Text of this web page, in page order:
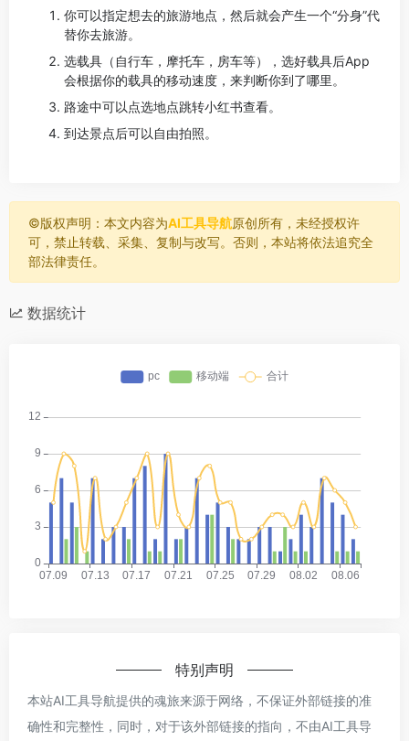
你可以指定想去的旅游地点，然后就会产生一个“分身”代
替你去旅游。
选载具（自行车，摩托车，房车等），选好载具后App
会根据你的载具的移动速度，来判断你到了哪里。
路途中可以点选地点跳转小红书查看。
到达景点后可以自由拍照。
©️版权声明：本文内容为AI工具导航原创所有，未经授权许
可，禁止转载、采集、复制与改写。否则，本站将依法追究全
部法律责任。
数据统计
特别声明
本站AI工具导航提供的魂旅来源于网络，不保证外部链接的准
确性和完整性，同时，对于该外部链接的指向，不由AI工具导